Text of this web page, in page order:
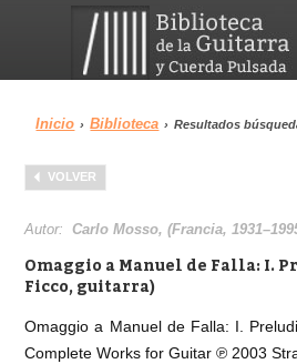
Menu
Biblioteca
Área personal
Inicio › Biblioteca › Resultados
VOLVER
Autor:Carlo Mosso, (Francia,
Omaggio a Manuel de Falla: I.
Ficco, guitarra)
Omaggio a Manuel de Falla: I.
Complete Works for Guitar ℗ 2003